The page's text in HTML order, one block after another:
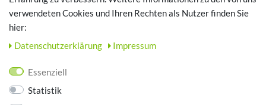
TOP SCHUHTHEMEN
Hausschuhe - Bequeme Schuhe für zuhause
Datenschutz
verwendeten Cookies und Ihren Rechten als Nutzer finden Sie
hier:
Daten­schutz­erklärung
Impressum
Essenziell
Statistik